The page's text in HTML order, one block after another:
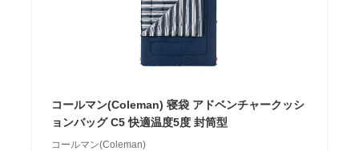
コールマン(Coleman) 寝袋 アドベンチャークッシ
ョンバッグ C5 快適温度5度 封筒型
コールマン(Coleman)